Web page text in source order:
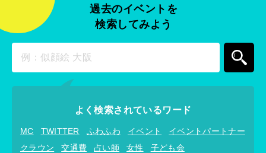
過去のイベントを
検索してみよう
よく検索されているワード
MC TWITTER ふわふわ イベント
イベントパートナー
クラウン
交通費 占い師 女性
子ども会